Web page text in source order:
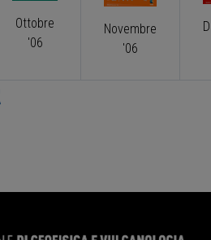
Ottobre
'06
Novembre
'06